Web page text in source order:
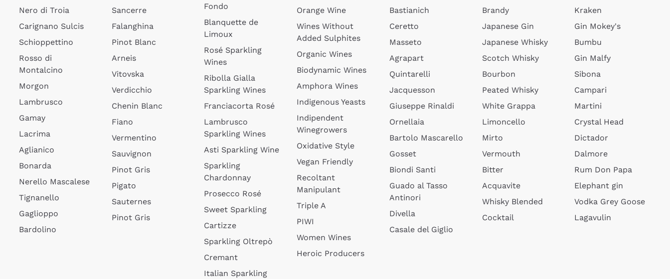
Nero di Troia
Carignano Sulcis
Schioppettino
Rosso di
Montalcino
Morgon
Lambrusco
Gamay
Lacrima
Aglianico
Bonarda
Nerello Mascalese
Tignanello
Gaglioppo
Bardolino
Sancerre
Falanghina
Pinot Blanc
Arneis
Vitovska
Verdicchio
Chenin Blanc
Fiano
Vermentino
Sauvignon
Pinot Gris
Pigato
Sauternes
Pinot Gris
Fondo
Blanquette de
Limoux
Rosé Sparkling
Wines
Ribolla Gialla
Sparkling Wines
Franciacorta Rosé
Lambrusco
Sparkling Wines
Asti Sparkling Wine
Sparkling
Chardonnay
Prosecco Rosé
Sweet Sparkling
Cartizze
Sparkling Oltrepò
Cremant
Italian Sparkling
Orange Wine
Wines Without
Added Sulphites
Organic Wines
Biodynamic Wines
Amphora Wines
Indigenous Yeasts
Indipendent
Winegrowers
Oxidative Style
Vegan Friendly
Recoltant
Manipulant
Triple A
PIWI
Women Wines
Heroic Producers
Bastianich
Ceretto
Masseto
Agrapart
Quintarelli
Jacquesson
Giuseppe Rinaldi
Ornellaia
Bartolo Mascarello
Gosset
Biondi Santi
Guado al Tasso
Antinori
Divella
Casale del Giglio
Brandy
Japanese Gin
Japanese Whisky
Scotch Whisky
Bourbon
Peated Whisky
White Grappa
Limoncello
Mirto
Vermouth
Bitter
Acquavite
Whisky Blended
Cocktail
Kraken
Gin Mokey's
Bumbu
Gin Malfy
Sibona
Campari
Martini
Crystal Head
Dictador
Dalmore
Rum Don Papa
Elephant gin
Vodka Grey Goose
Lagavulin